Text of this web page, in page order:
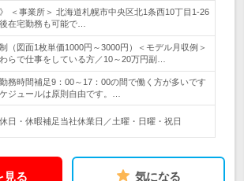
》 ＜事業所＞ 北海道札幌市中央区北1条西10丁目1-26
在宅勤務も可能で…
（図面1枚単価1000円～3000円）＜モデル月収例＞
らで仕事をしている方／10～20万円副…
務時間補足9：00～17：00の間で働く方が多いです
ジュールは原則自由です。…
日・休暇補足当社休業日／土曜・日曜・祝日
見る 気になる